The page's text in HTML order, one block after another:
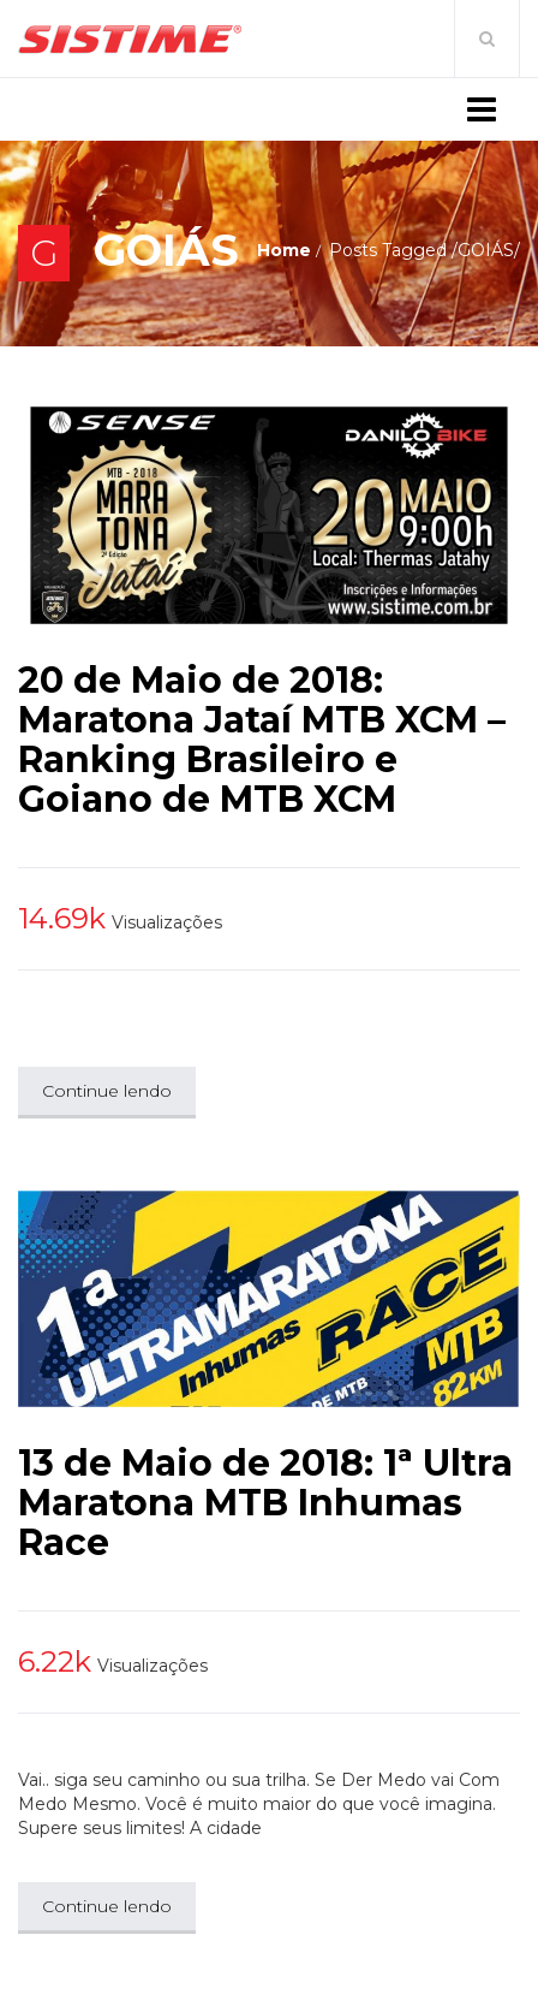
G GOIÁS Home Posts Tagged/GOIÁS/
20 de Maio de 2018:
Maratona Jataí MTB XCM –
Ranking Brasileiro e
Goiano de MTB XCM
14.69k Visualizações
Continue lendo
13 de Maio de 2018: 1ª Ultra
Maratona MTB Inhumas
Race
6.22k Visualizações
Vai.. siga seu caminho ou sua trilha. Se Der Medo vai Com
Medo Mesmo. Você é muito maior do que você imagina.
Supere seus limites! A cidade
Continue lendo